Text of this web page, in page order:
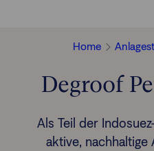
Geschäftserfolg
Ansprechpartner
Home
Degroof
Als Teil der
aktive, nachhaltige